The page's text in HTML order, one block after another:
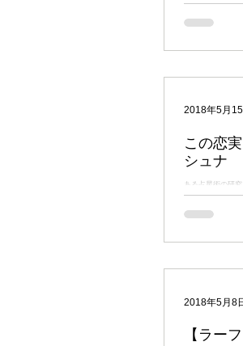
念といえます。 Aspect（アスペクト）はドリシュティ（Drishti）とも呼ば
惑星）を「見る
のホロスコープを例に説明します
線の星座である
座から数えて7
です。 マリ
この恋
シュナ
ある占星術の研
片思いをしてい
解説になるかも
ロスコープを作
2018年5月15
【ラー
2018年5月8